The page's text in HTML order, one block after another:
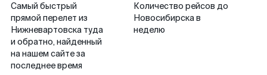
Самый быстрый
прямой перелет из
Нижневартовска туда
и обратно, найденный
на нашем сайте за
последнее время
Количество рейсов до
Новосибирска в
неделю